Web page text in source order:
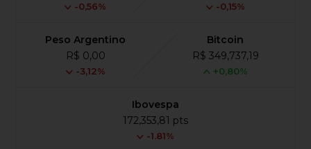
-0,56% -0,15%
Peso Argentino
R$ 0,00
-3,12%
Bitcoin
R$ 349,737,19
+0,80%
Ibovespa
172,353,81 pts
-1.81%